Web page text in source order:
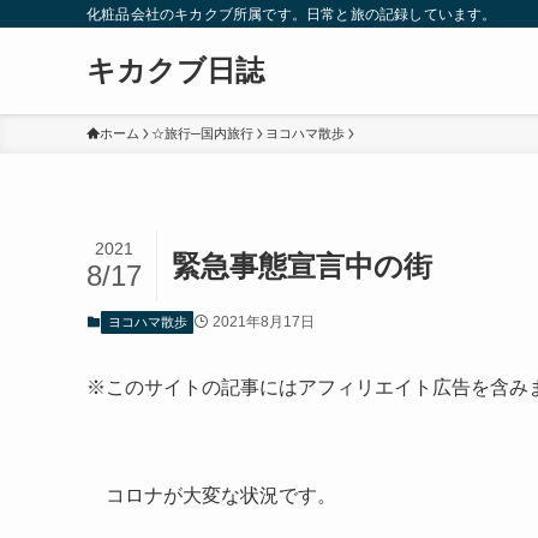
化粧品会社のキカクブ所属です。日常と旅の記録しています。
キカクブ日誌
ホーム ☆旅行─国内旅行 ヨコハマ散歩
緊急事態宣言中の街
2021
8/17
ヨコハマ散歩 2021年8月17日
※このサイトの記事にはアフィリエイト広告を含み
コロナが大変な状況です。